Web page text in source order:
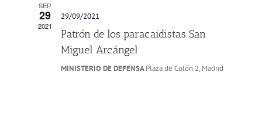
SEP
29
2021
29/09/2021
Patrón de los paracaidistas San
Miguel Arcángel
MINISTERIO DE DEFENSAPlaza de Colón 2, Madrid